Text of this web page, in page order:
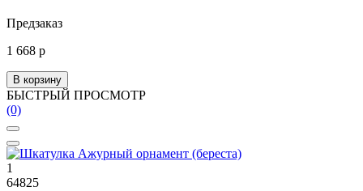
Предзаказ
1 668 р
В корзину
БЫСТРЫЙ ПРОСМОТР
(0)
1
64825